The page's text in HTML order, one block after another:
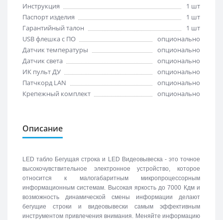
Инструкция
1 шт
Паспорт изделия
1 шт
Гарантийный талон
1 шт
USB флешка с ПО
опционально
Датчик температуры
опционально
Датчик света
опционально
ИК пульт ДУ
опционально
Патчкорд LAN
опционально
Крепежный комплект
опционально
Описание
LED табло Бегущая строка и LED Видеовывеска - это точное
высокочувствительное электронное устройство, которое
относится к малогабаритным микропроцессорным
информационным системам. Высокая яркость до 7000 Кдм и
возможность динамической смены информации делают
бегущие строки и видеовывески самым эффективным
инструментом привлечения внимания. Меняйте информацию